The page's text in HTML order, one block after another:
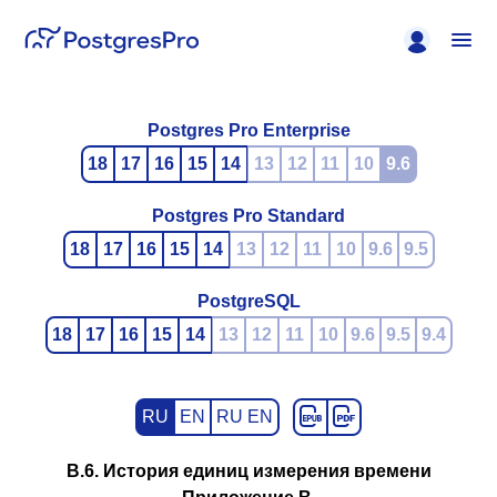
Postgres Pro Enterprise
18
17 16 15 14 13 12 11 10 9.6
Postgres Pro Standard
18
17 16 15 14 13 12 11 10 9.6 9.5
PostgreSQL
18
17 16 15 14 13 12 11 10 9.6 9.5 9.4
RU EN RU EN
B.6. История единиц измерения времени